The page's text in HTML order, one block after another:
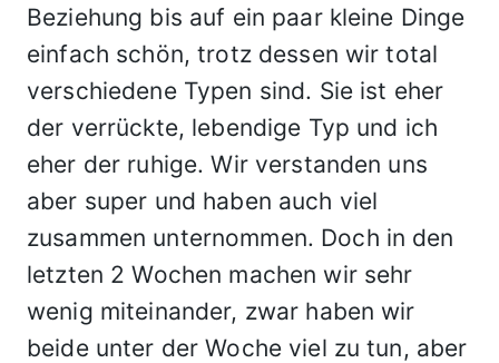
Beziehung bis auf ein paar kleine Dinge
einfach schön, trotz dessen wir total
verschiedene Typen sind. Sie ist eher
der verrückte, lebendige Typ und ich
eher der ruhige. Wir verstanden uns
aber super und haben auch viel
zusammen unternommen. Doch in den
letzten 2 Wochen machen wir sehr
wenig miteinander, zwar haben wir
beide unter der Woche viel zu tun, aber